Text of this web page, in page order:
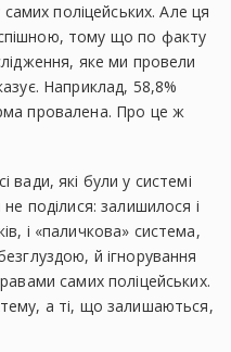
поліцейських. Але ця
тому що по факту
яке ми провели
Наприклад, 58,8%
провалена. Про це ж
які були у системі
поділися: залишилося і
і «паличкова» система,
й ігнорування
самих поліцейських.
а ті, що залишаються,